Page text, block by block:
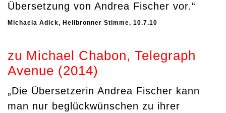
Übersetzung von Andrea Fischer vor.“
Michaela Adick, Heilbronner Stimme, 10.7.10
zu Michael Chabon, Telegraph
Avenue (2014)
„Die Übersetzerin Andrea Fischer kann
man nur beglückwünschen zu ihrer